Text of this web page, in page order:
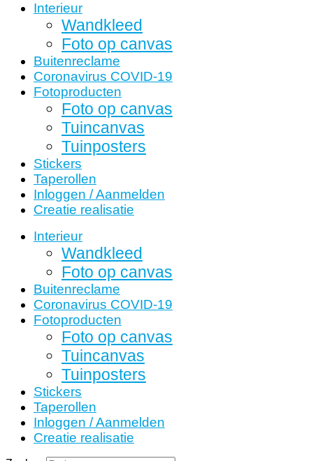
Interieur
Wandkleed
Foto op canvas
Buitenreclame
Coronavirus COVID-19
Fotoproducten
Foto op canvas
Tuincanvas
Tuinposters
Stickers
Taperollen
Inloggen / Aanmelden
Creatie realisatie
Interieur
Wandkleed
Foto op canvas
Buitenreclame
Coronavirus COVID-19
Fotoproducten
Foto op canvas
Tuincanvas
Tuinposters
Stickers
Taperollen
Inloggen / Aanmelden
Creatie realisatie